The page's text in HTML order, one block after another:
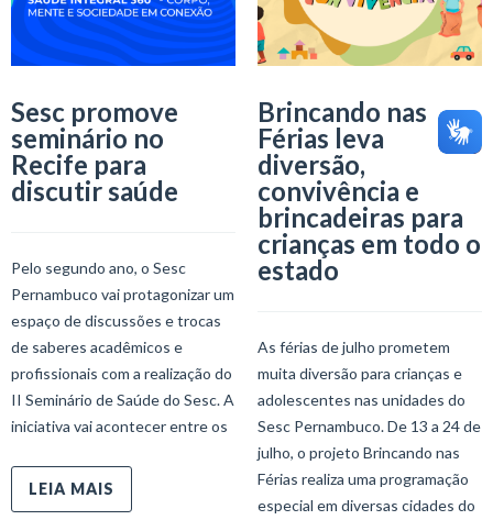
Sesc promove
seminário no
Recife para
discutir saúde
Pelo segundo ano, o Sesc
Pernambuco vai protagonizar um
espaço de discussões e trocas
de saberes acadêmicos e
profissionais com a realização do
II Seminário de Saúde do Sesc. A
iniciativa vai acontecer entre os
LEIA MAIS
Brincando nas
Férias leva
diversão,
convivência e
brincadeiras para
crianças em todo o
estado
As férias de julho prometem
muita diversão para crianças e
adolescentes nas unidades do
Sesc Pernambuco. De 13 a 24 de
julho, o projeto Brincando nas
Férias realiza uma programação
especial em diversas cidades do